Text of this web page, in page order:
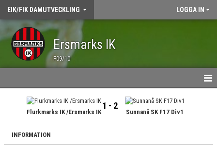
EIK/FIK DAMUTVECKLING LOGGA IN
Ersmarks IK
F09/10
TRÄNING
Flurkmarks IK /Ersmarks IK
1 - 2
Sunnanå SK F17 Div1
INFORMATION